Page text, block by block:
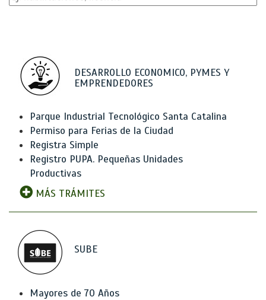
DESARROLLO ECONOMICO, PYMES Y
EMPRENDEDORES
Parque Industrial Tecnológico Santa Catalina
Permiso para Ferias de la Ciudad
Registra Simple
Registro PUPA. Pequeñas Unidades
Productivas
MÁS TRÁMITES
SUBE
Mayores de 70 Años